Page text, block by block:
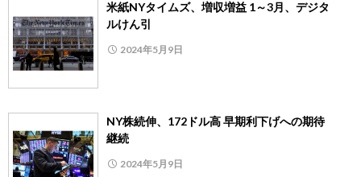
米紙NYタイムズ、増収増益 1～3月、デジタ
ルけん引
2024年5月9日
NY株続伸、172ドル高 早期利下げへの期待
継続
2024年5月9日